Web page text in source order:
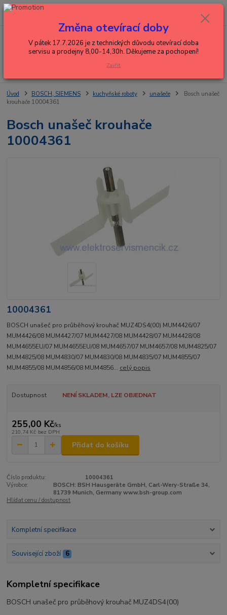
Menu
+420 602 288 130
0,00 Kč
Úvod BOSCH, SIEMENS kuchyňské roboty unašeče
Bosch unašeč
krouhače 10004361
Bosch unašeč krouhače
10004361
10004361
BOSCH unašeč pro průběhový krouhač MUZ4DS4(00) MUM4426/07
MUM4426/08 MUM4427/07 MUM4427/08 MUM4428/07 MUM4428/08
MUM4655EU/07 MUM4655EU/08 MUM4657/07 MUM4657/08 MUM4825/07
MUM4825/08 MUM4830/07 MUM4830/08 MUM4835/07 MUM4855/07
MUM4855/08 MUM4856/08 MUM4856... celý popis
Dostupnost NENÍ SKLADEM, LZE OBJEDNAT
255,00 Kč/ks
210,74 Kč bez DPH
Přidat do košíku
Číslo produktu:
10004361
Výrobce:
BOSCH: BSH Hausgeräte GmbH, Carl-Wery-Straße 34,
81739 Munich, Germany www.bsh-group.com
Hlídat cenu / dostupnost
Kompletní specifikace
Související zboží 6
Kompletní specifikace
BOSCH unašeč pro průběhový krouhač MUZ4DS4(00)
Změna otevírací doby
V pátek 17.7.2026 je z technických důvodu otevírací doba
servisu a prodejny 8,00-14,30h. Děkujeme za pochopení!
Zavřít